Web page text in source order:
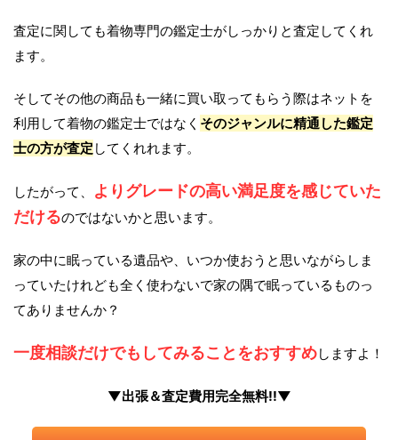
査定に関しても着物専門の鑑定士がしっかりと査定してくれ
ます。
そしてその他の商品も一緒に買い取ってもらう際はネットを
利用して着物の鑑定士ではなく そのジャンルに精通した鑑定
士の方が査定 してくれれます。
したがって、
よりグレードの高い満足度を感じていた
だけるのではないかと思います。
家の中に眠っている遺品や、いつか使おうと思いながらしま
っていたけれども全く使わないで家の隅で眠っているものっ
てありませんか？
一度相談だけでもしてみることをおすすめしますよ！
▼出張＆査定費用完全無料!!▼